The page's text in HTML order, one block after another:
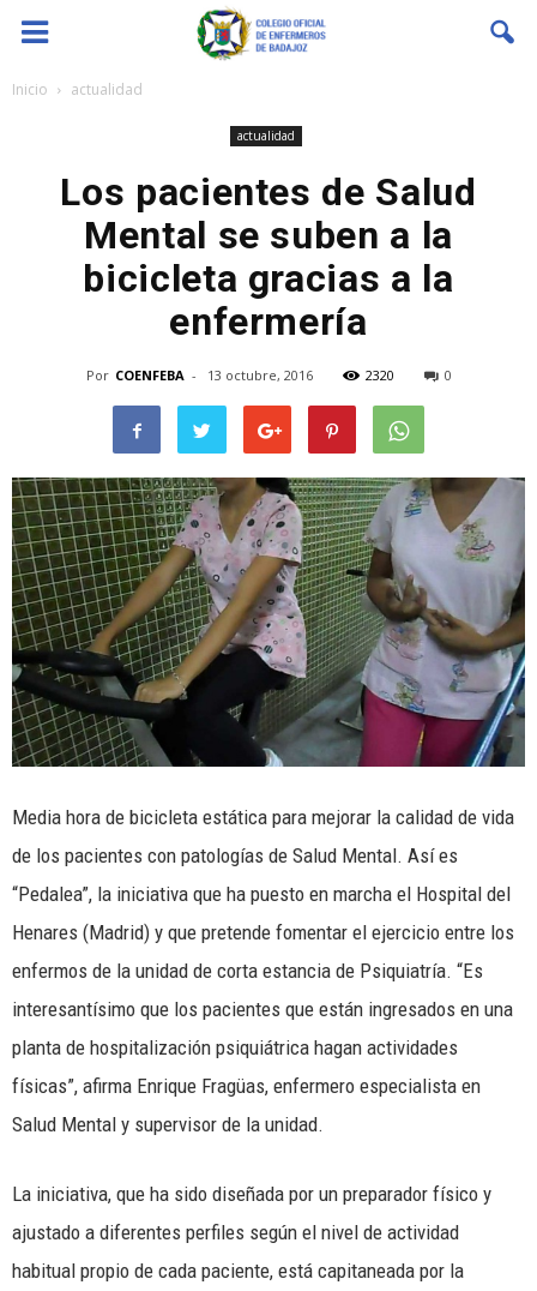
Coenfeba
Inicio actualidad
actualidad
Los pacientes de Salud
Mental se suben a la
bicicleta gracias a la
enfermería
Por COENFEBA - 13 octubre, 2016 2320 0
Media hora de bicicleta estática para mejorar la calidad de vida
de los pacientes con patologías de Salud Mental. Así es
“Pedalea”, la iniciativa que ha puesto en marcha el Hospital del
Henares (Madrid) y que pretende fomentar el ejercicio entre los
enfermos de la unidad de corta estancia de Psiquiatría. “Es
interesantísimo que los pacientes que están ingresados en una
planta de hospitalización psiquiátrica hagan actividades
físicas”, afirma Enrique Fragüas, enfermero especialista en
Salud Mental y supervisor de la unidad.
La iniciativa, que ha sido diseñada por un preparador físico y
ajustado a diferentes perfiles según el nivel de actividad
habitual propio de cada paciente, está capitaneada por la